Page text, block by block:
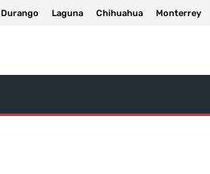
Durango Laguna Chihuahua Monterrey